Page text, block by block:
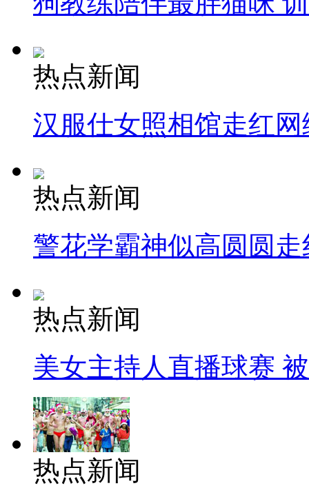
热点新闻
汉服仕女照相馆走红网
热点新闻
警花学霸神似高圆圆走
热点新闻
美女主持人直播球赛
热点新闻